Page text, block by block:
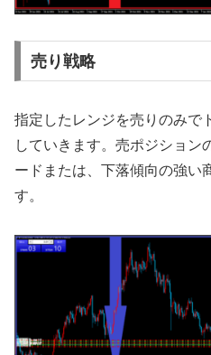
売り戦略
指定したレンジを売りのみで
していきます。売ポジション
ードまたは、下落傾向の強い
す。